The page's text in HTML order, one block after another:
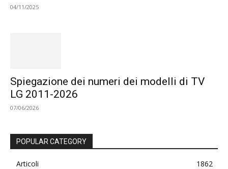
04/11/2025
Spiegazione dei numeri dei modelli di TV
LG 2011-2026
07/06/2026
POPULAR CATEGORY
Articoli
1862